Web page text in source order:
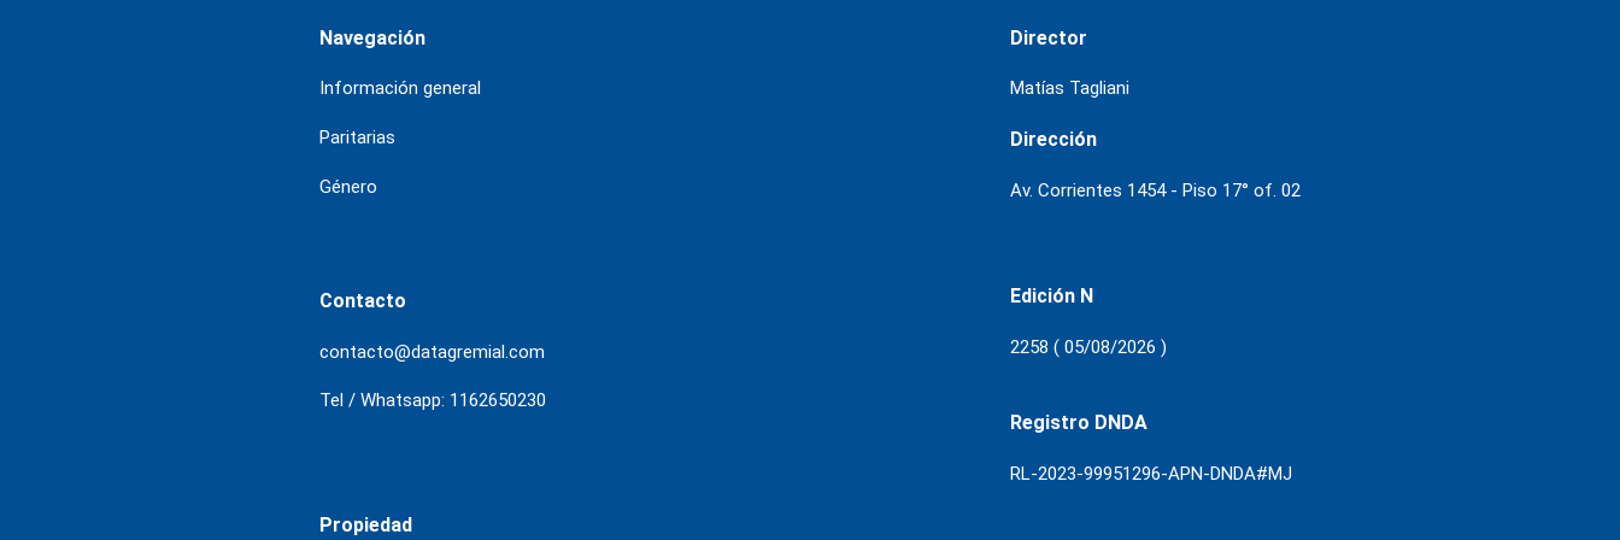
Navegación
Información general
Paritarias
Género
Contacto
contacto@datagremial.com
Tel / Whatsapp: 1162650230
Propiedad
Director
Matías Tagliani
Dirección
Av. Corrientes 1454 - Piso 17° of. 02
Edición N
2258 ( 05/08/2026 )
Registro DNDA
RL-2023-99951296-APN-DNDA#MJ